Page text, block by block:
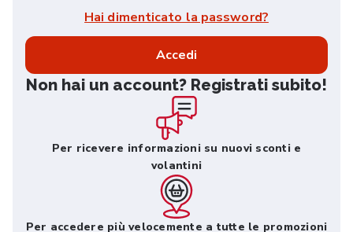
Hai dimenticato la password?
Accedi
Non hai un account? Registrati subito!
Per ricevere informazioni su nuovi sconti e
volantini
Per accedere più velocemente a tutte le promozioni